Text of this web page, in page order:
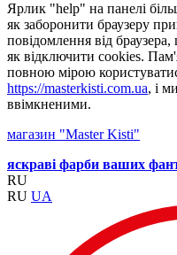
Ярлик "help" на панелі
як заборонити браузеру
повідомлення від
як відключити cookies.
повною мірою
https://masterkisti.com.ua, і
ввімкненими.
магазин "Master Kisti"
яскраві фарби ваших
RU
RU UA